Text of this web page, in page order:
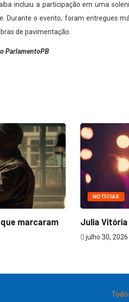
incluiu a participação em uma
Durante o evento, foram entregues
de pavimentação.
ParlamentoPB
marcaram
NOTÍCIAS
Julia Vitória
julho 30, 2026